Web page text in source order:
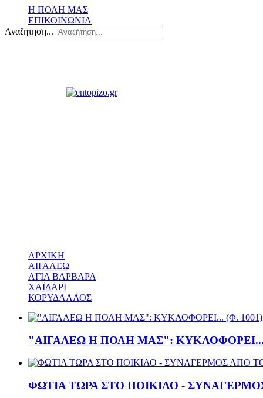
Η ΠΟΛΗ ΜΑΣ
ΕΠΙΚΟΙΝΩΝΙΑ
Αναζήτηση...
ΑΡΧΙΚΗ
ΑΙΓΑΛΕΩ
ΑΓΙΑ ΒΑΡΒΑΡΑ
ΧΑΪΔΑΡΙ
ΚΟΡΥΔΑΛΛΟΣ
"ΑΙΓΑΛΕΩ Η ΠΟΛΗ ΜΑΣ": ΚΥΚΛΟΦΟΡΕΙ...
ΦΩΤΙΑ ΤΩΡΑ ΣΤΟ ΠΟΙΚΙΛΟ -